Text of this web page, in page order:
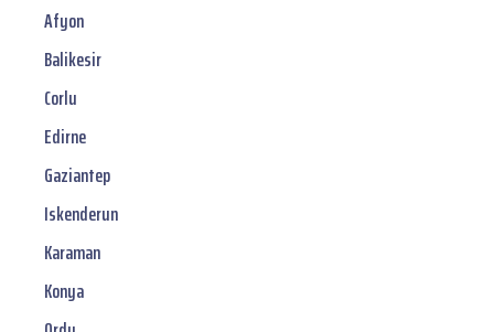
Afyon
Balikesir
Corlu
Edirne
Gaziantep
Iskenderun
Karaman
Konya